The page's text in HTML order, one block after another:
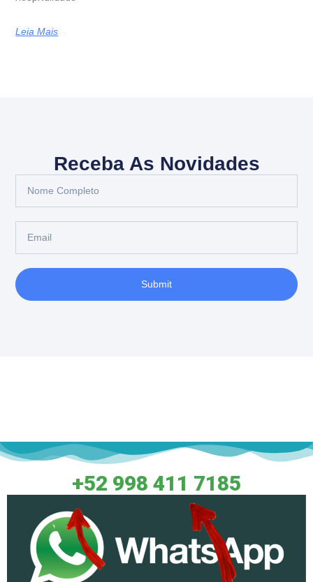
Leia Mais
Receba As Novidades
Submit
+52 998 411 7185